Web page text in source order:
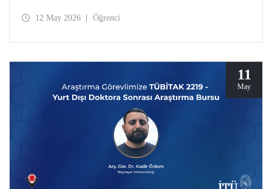
sorumlu kullanımına odaklanan 5 modüllü yeni bir eğitim
ise 2026–2027 Güz döneminde uygulanacak.
12 May 2026 Öğrenci
11
May